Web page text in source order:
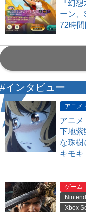
『幻
ーン、
72時
#インタビュー
アニメ
アニメ
下地紫
な珠
キモキ
ゲーム
Xbox